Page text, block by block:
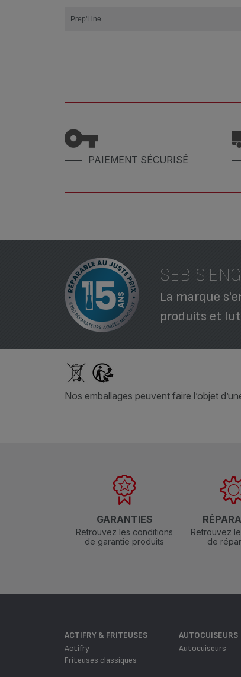
Prep'Line
PAIEMENT SÉCURISÉ
SEB
La marque
produits et
Nos emballages peuvent faire l’objet
GARANTIES
Retrouvez les conditions
de garantie produits
Retrouvez
de
ACTIFRY & FRITEUSES
Actifry
Friteuses classiques
AUTOCUISEURS
Autocuiseurs